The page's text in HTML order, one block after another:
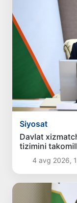
Siyosat
Davlat
tizimini
chiqildi4 avg 2026,